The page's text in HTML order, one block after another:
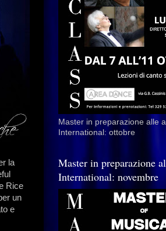
la
Rice
un
e
Master in preparazione alle
International: ottobre
Master in preparazione
International: novembre